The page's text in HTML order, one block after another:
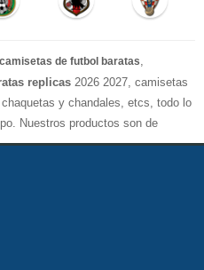
camisetas de futbol baratas,
replicas 2026 2027, camisetas
y chandales, etcs, todo lo
Nuestros productos son de
que usted puede estar satisfecho,